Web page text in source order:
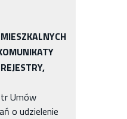
Umów
o udzielenie